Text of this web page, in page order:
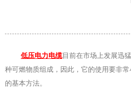
低压电力电缆目前在市场上发展迅
种可燃物质组成，因此，它的使用要非
的基本方法。